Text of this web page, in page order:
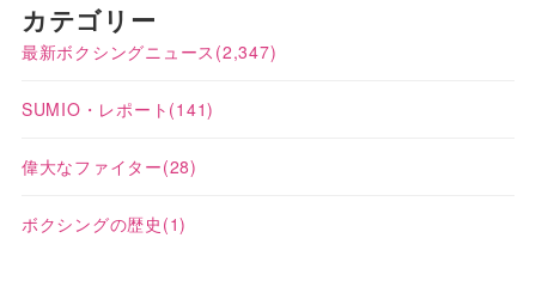
カテゴリー
最新ボクシングニュース (2,347)
SUMIO・レポート (141)
偉大なファイター(28)
ボクシングの歴史 (1)